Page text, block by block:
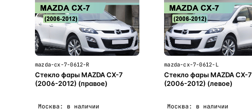
mazda-cx-7-0612-R
Стекло фары MAZDA CX-7
(2006-2012) (правое)
Москва: в наличии
mazda-cx-7-0612-L
Стекло фары MAZDA CX-7
(2006-2012) (левое)
Москва: в наличии